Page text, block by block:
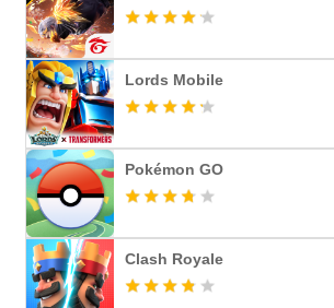
Lords Mobile
Pokémon GO
Clash Royale